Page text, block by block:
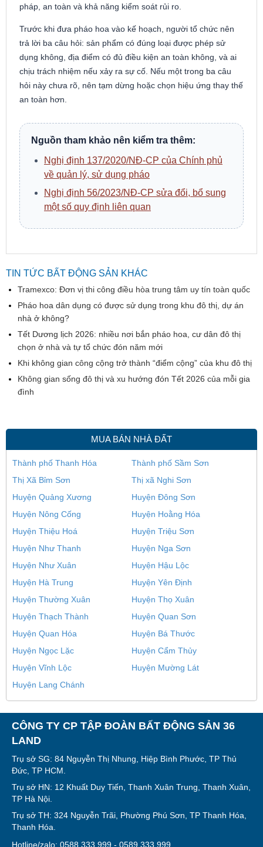
pháp, an toàn và khả năng kiểm soát rủi ro.
Trước khi đưa pháo hoa vào kế hoạch, người tổ chức nên
trả lời ba câu hỏi: sản phẩm có đúng loại được phép sử
dụng không, địa điểm có đủ điều kiện an toàn không, và ai
chịu trách nhiệm nếu xảy ra sự cố. Nếu một trong ba câu
hỏi này chưa rõ, nên tạm dừng hoặc chọn hiệu ứng thay thế
an toàn hơn.
Nguồn tham khảo nên kiểm tra thêm:
Nghị định 137/2020/NĐ-CP của Chính phủ
về quản lý, sử dụng pháo
Nghị định 56/2023/NĐ-CP sửa đổi, bổ sung
một số quy định liên quan
TIN TỨC BẤT ĐỘNG SẢN KHÁC
Tramexco: Đơn vị thi công điều hòa trung tâm uy tín toàn quốc
Pháo hoa dân dụng có được sử dụng trong khu đô thị, dự án
nhà ở không?
Tết Dương lịch 2026: nhiều nơi bắn pháo hoa, cư dân đô thị
chọn ở nhà và tự tổ chức đón năm mới
Khi không gian công cộng trở thành “điểm cộng” của khu đô thị
Không gian sống đô thị và xu hướng đón Tết 2026 của mỗi gia
đình
MUA BÁN NHÀ ĐẤT
Thành phố Thanh Hóa
Thành phố Sầm Sơn
Thị Xã Bỉm Sơn
Thị xã Nghi Sơn
Huyện Quảng Xương
Huyện Đông Sơn
Huyện Nông Cống
Huyện Hoằng Hóa
Huyện Thiệu Hoá
Huyện Triệu Sơn
Huyện Như Thanh
Huyện Nga Sơn
Huyện Như Xuân
Huyện Hậu Lộc
Huyện Hà Trung
Huyện Yên Định
Huyện Thường Xuân
Huyện Thọ Xuân
Huyện Thạch Thành
Huyện Quan Sơn
Huyện Quan Hóa
Huyện Bá Thước
Huyện Ngọc Lặc
Huyện Cẩm Thủy
Huyện Vĩnh Lộc
Huyện Mường Lát
Huyện Lang Chánh
CÔNG TY CP TẬP ĐOÀN BẤT ĐỘNG SẢN 36
LAND
Trụ sở SG: 84 Nguyễn Thị Nhung, Hiệp Bình Phước, TP Thủ
Đức, TP HCM.
Trụ sở HN: 12 Khuất Duy Tiến, Thanh Xuân Trung, Thanh Xuân,
TP Hà Nội.
Trụ sở TH: 324 Nguyễn Trãi, Phường Phú Sơn, TP Thanh Hóa,
Thanh Hóa.
Hotline/zalo: 0588 333 999 - 0589 333 999